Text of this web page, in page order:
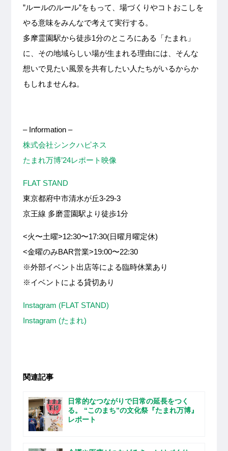
”ルールのルール”をもって、場づくりやコトおこしを
やる意味をみんなで考えて実行する。
多摩霊園駅から徒歩1分のところにある「たまれ」
に、その地域らしい場が生まれる理由には、そんな
想いで見たい風景を共有したい人たちがいるからか
もしれませんね。
– Information –
株式会社シンクハピネス
たまれ万博’24レポート映像
FLAT STAND
東京都府中市清水が丘3-29-3
京王線 多磨霊園駅より徒歩1分
<火〜土曜>12:30〜17:30(日曜月曜定休)
<金曜のみBAR営業>19:00〜22:30
※外部イベント出店等による臨時休業あり
※イベントによる貸切あり
Instagram (FLAT STAND)
Instagram (たまれ)
関連記事
日常的なつながりで日常の延長をつく
る。 “このまち”の文化祭『たまれ万博』
レポート